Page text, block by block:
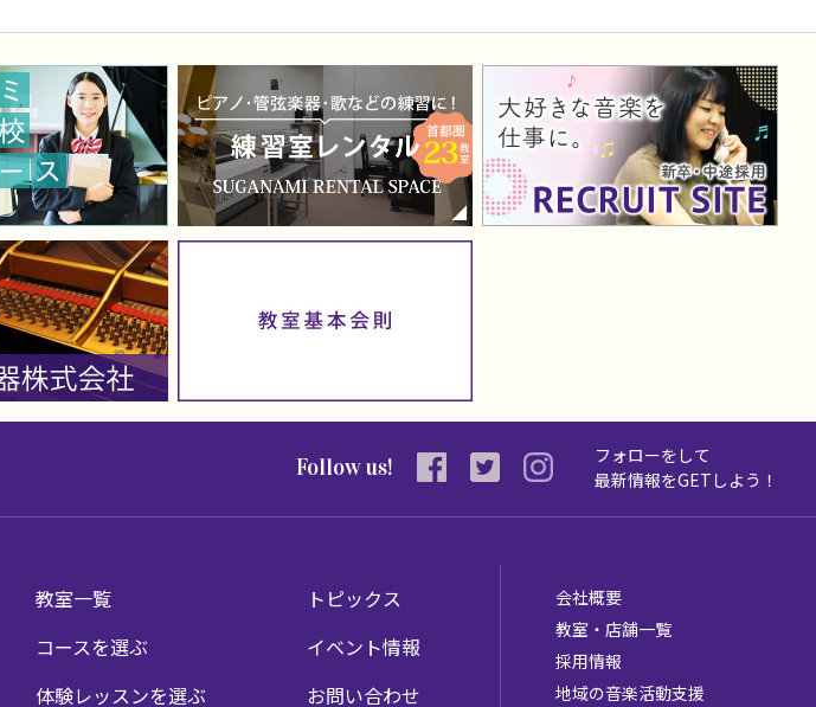
Follow us!
フォローをして
最新情報をGETしよう！
教室一覧
コースを選ぶ
体験レッスンを選ぶ
トピックス
イベント情報
お問い合わせ
会社概要
教室・店舗一覧
採用情報
地域の音楽活動支援